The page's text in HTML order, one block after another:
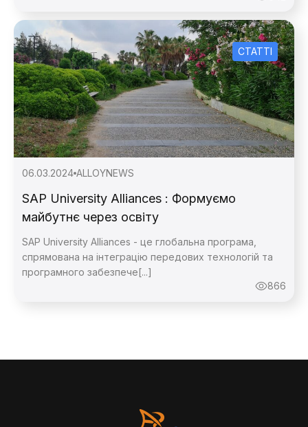
СТАТТІ
06.03.2024 ALLOYNEWS
SAP University Alliances : Формуємо
майбутнє через освіту
SAP University Alliances - це глобальна програма,
спрямована на інтеграцію передових технологій та
програмного забезпече[...]
866